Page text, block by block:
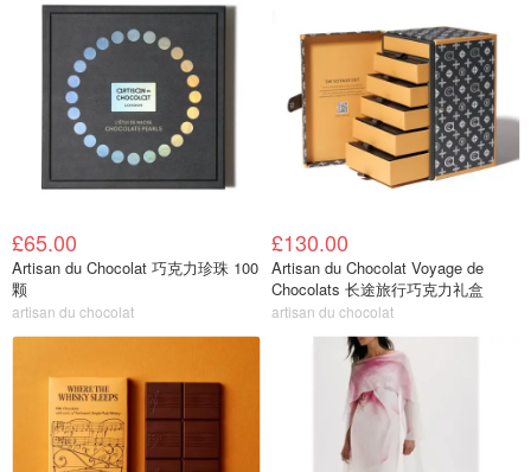
£65.00
Artisan du Chocolat 巧克力珍珠 100
颗
artisan du chocolat
£130.00
Artisan du Chocolat Voyage de
Chocolats 长途旅行巧克力礼盒
artisan du chocolat